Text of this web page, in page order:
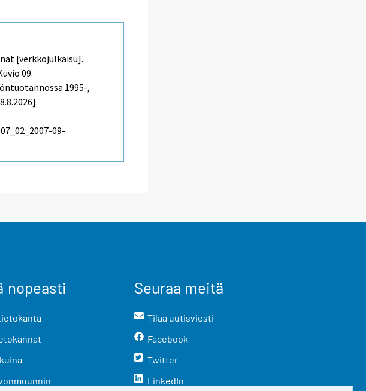
[verkkojulkaisu].
09.
1995-,
09-
nopeasti Seuraa meitä
Tilaa uutisviesti
Facebook
Twitter
LinkedIn